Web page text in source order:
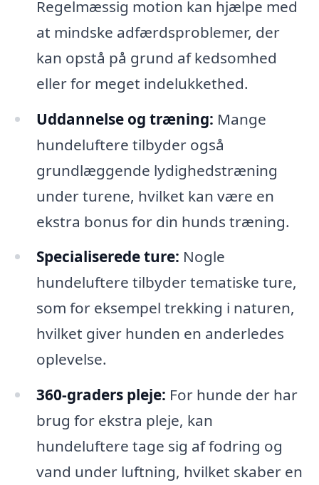
Regelmæssig motion kan hjælpe med
at mindske adfærdsproblemer, der
kan opstå på grund af kedsomhed
eller for meget indelukkethed.
Uddannelse og træning: Mange
hundeluftere tilbyder også
grundlæggende lydighedstræning
under turene, hvilket kan være en
ekstra bonus for din hunds træning.
Specialiserede ture: Nogle
hundeluftere tilbyder tematiske ture,
som for eksempel trekking i naturen,
hvilket giver hunden en anderledes
oplevelse.
360-graders pleje: For hunde der har
brug for ekstra pleje, kan
hundeluftere tage sig af fodring og
vand under luftning, hvilket skaber en